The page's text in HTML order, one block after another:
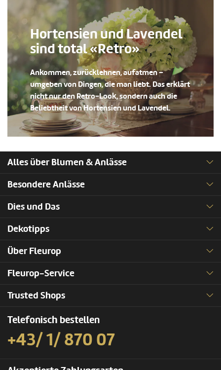
Hortensien und Lavendel
sind total «Retro»
Ankommen, zurücklehnen, aufatmen –
umgeben von Dingen, die man liebt. Das erklärt
nicht nur den Retro-Look, sondern auch die
Beliebtheit von Hortensien und Lavendel.
Alles über Blumen & Anlässe
Besondere Anlässe
Dies und Das
Dekotipps
Über Fleurop
Fleurop-Service
Trusted Shops
Telefonisch bestellen
+43/ 1/ 870 07